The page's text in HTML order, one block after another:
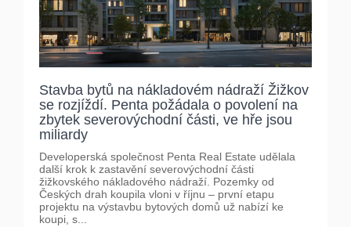
Stavba bytů na nákladovém nádraží Žižkov
se rozjíždí. Penta požádala o povolení na
zbytek severovýchodní části, ve hře jsou
miliardy
Developerská společnost Penta Real Estate udělala
další krok k zastavění severovýchodní části
žižkovského nákladového nádraží. Pozemky od
Českých drah koupila vloni v říjnu – první etapu
projektu na výstavbu bytových domů už nabízí ke
koupi, s...